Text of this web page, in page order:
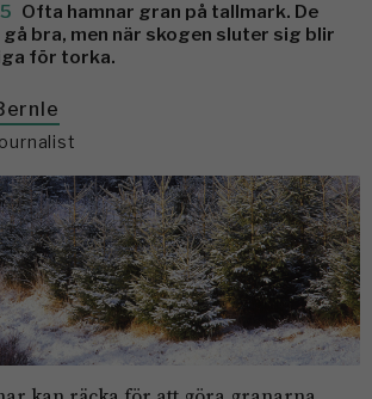
Ofta hamnar gran på tallmark. De
bra, men när skogen sluter sig blir
för torka.